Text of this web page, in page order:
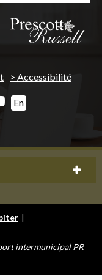
Accessibilité
En
|
intermunicipal PR